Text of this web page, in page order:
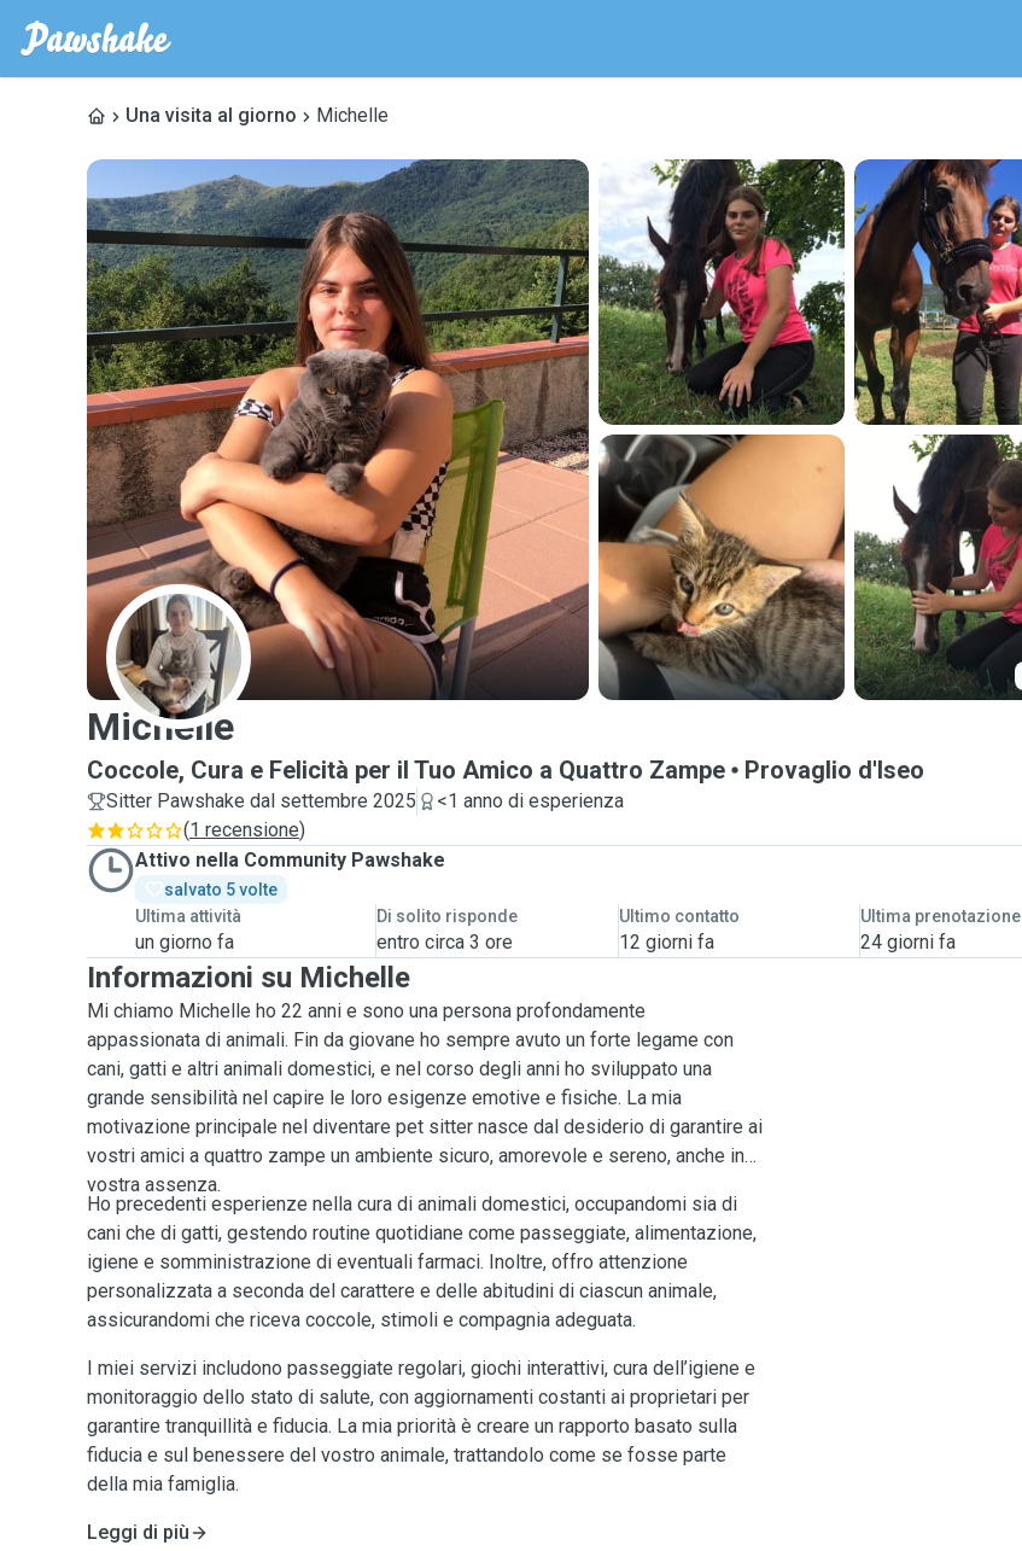
Una visita al giorno Michelle
M
Michelle
Coccole, Cura e Felicità per il Tuo Amico a Quattro Zampe Provaglio d'Iseo
Sitter Pawshake dal settembre 2025
<1 anno di esperienza
(1 recensione)
Attivo nella Community Pawshake
salvato 5 volte
Ultima attività
un giorno fa
Di solito risponde
entro circa 3 ore
Ultimo contatto
12 giorni fa
Ultima prenotazione
24 giorni fa
Informazioni su Michelle
Mi chiamo Michelle ho 22 anni e sono una persona profondamente
appassionata di animali. Fin da giovane ho sempre avuto un forte legame con
cani, gatti e altri animali domestici, e nel corso degli anni ho sviluppato una
grande sensibilità nel capire le loro esigenze emotive e fisiche. La mia
motivazione principale nel diventare pet sitter nasce dal desiderio di garantire ai
vostri amici a quattro zampe un ambiente sicuro, amorevole e sereno, anche in
vostra assenza.
Ho precedenti esperienze nella cura di animali domestici, occupandomi sia di
cani che di gatti, gestendo routine quotidiane come passeggiate, alimentazione,
igiene e somministrazione di eventuali farmaci. Inoltre, offro attenzione
personalizzata a seconda del carattere e delle abitudini di ciascun animale,
assicurandomi che riceva coccole, stimoli e compagnia adeguata.
I miei servizi includono passeggiate regolari, giochi interattivi, cura dell’igiene e
monitoraggio dello stato di salute, con aggiornamenti costanti ai proprietari per
garantire tranquillità e fiducia. La mia priorità è creare un rapporto basato sulla
fiducia e sul benessere del vostro animale, trattandolo come se fosse parte
della mia famiglia.
Leggi di più